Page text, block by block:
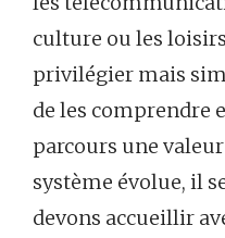
culture ou les
privilégier mais
de les comprendre
parcours une valeur
système évolue, il
devons accueillir